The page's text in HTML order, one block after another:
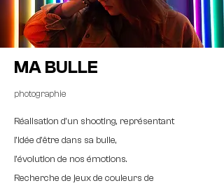
MA BULLE
photographie
Réalisation d'un shooting, représentant
l'idée d'être dans sa bulle,
l'évolution de nos émotions.
Recherche de jeux de couleurs de